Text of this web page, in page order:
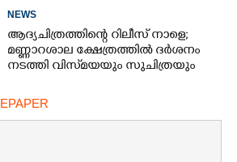
NEWS
ആദ്യചിത്രത്തിന്റെ റിലീസ് നാളെ;
മണ്ണാറശാല ക്ഷേത്രത്തിൽ ദർശനം
നടത്തി വിസ്‌മയയും സുചിത്രയും
EPAPER